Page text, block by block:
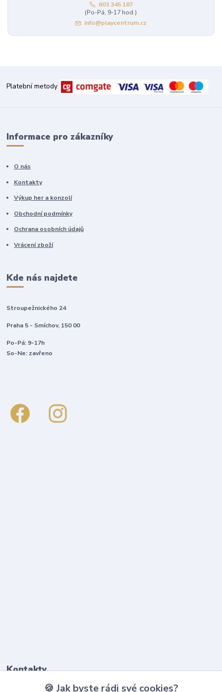
603 345 187
(Po-Pá, 9-17 hod.)
info@playcentrum.cz
Platební metody
Informace pro zákazníky
O nás
Kontakty
Výkup her a konzolí
Obchodní podmínky
Ochrana osobních údajů
Vrácení zboží
Kde nás najdete
Stroupežnického 24
Praha 5 - Smíchov, 150 00
Po-Pá: 9-17h
So-Ne: zavřeno
Kontakty
🍪 Jak byste rádi své cookies?